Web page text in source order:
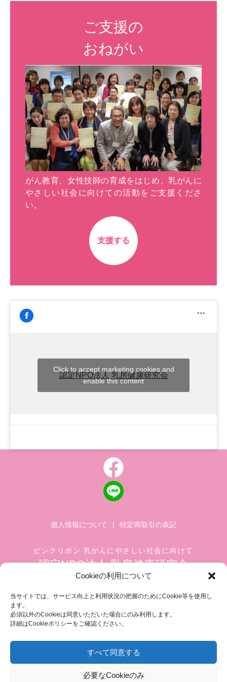
Cookieの利用について
当サイトでは、サービス向上と利用状況の把握のためにCookie等を使用し
ます。
必須以外のCookieは同意いただいた場合にのみ利用します。
詳細はCookieポリシーをご確認ください。
すべて同意する
必要なCookieのみ
ご支援の
おねがい
がん教育、女性技師の育成をはじめ、乳がんに
やさしい社会に向けての活動をご支援くださ
い。
支援する
認定NPO法人 乳房健康研究会
Click to accept marketing cookies and
enable this content
個人情報について | 特定商取引の表記
ピンクリボン 乳がんにやさしい社会に向けて
認定NPO法人 乳房健康研究会
築地ホワイトビル 1002
FAX.03-3545-6545
info@breastcare.jp
COPYRIGHT (C) 2019 JAPAN SOCIETY OF BREAST HEALTH, ALL RIGHT RESERVED